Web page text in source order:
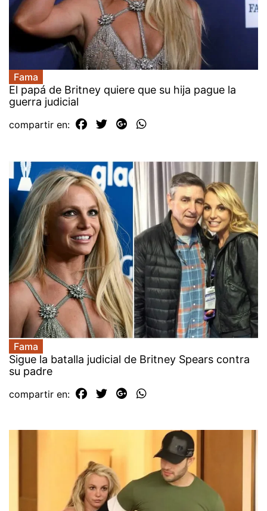
Fama
El papá de Britney quiere que su hija pague la
guerra judicial
compartir en:
Fama
Sigue la batalla judicial de Britney Spears contra
su padre
compartir en: